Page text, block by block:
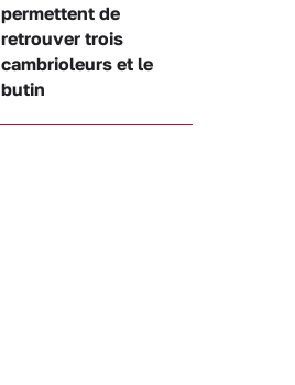
permettent de
retrouver trois
cambrioleurs et le
butin